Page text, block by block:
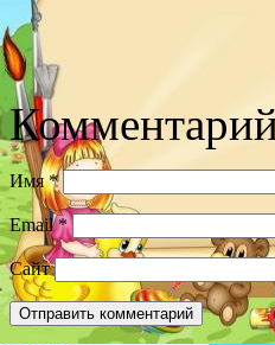
Имя*
Email*
Сайт